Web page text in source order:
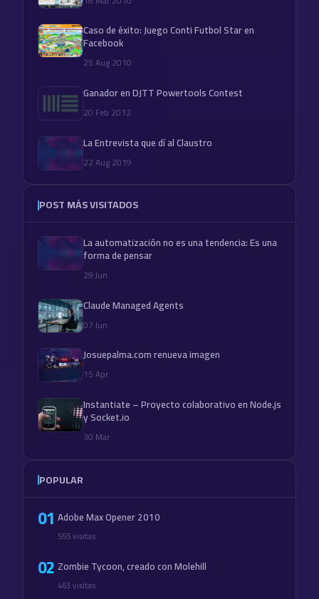
Caso de éxito: Juego Conti Futbol Star en
Facebook
25 Aug 2010
Ganador en DJTT Powertools Contest
20 Feb 2012
La Entrevista que dí al Claustro
22 Aug 2019
POST MÁS VISITADOS
La automatización no es una tendencia: Es una
forma de pensar
29 Jun
Claude Managed Agents
07 Jun
Josuepalma.com renueva imagen
15 Apr
Instantiate – Proyecto colaborativo en Node.js
y Socket.io
30 Mar
POPULAR
01 Adobe Max Opener 2010
555 visitas
02Zombie Tycoon, creado con Molehill
463 visitas